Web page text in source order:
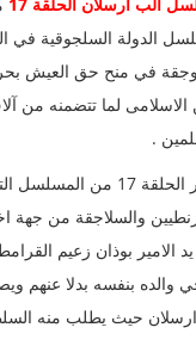
الدولة السلجوقية في
في منح حق العيش
الاسلامى لما تتضمنه من
.
وتدور الحلقة 17
والسلاجقة من جهة
الامير بوذان زعيم
والده بنفسه بدلا عنهم
حيث يطلب منه